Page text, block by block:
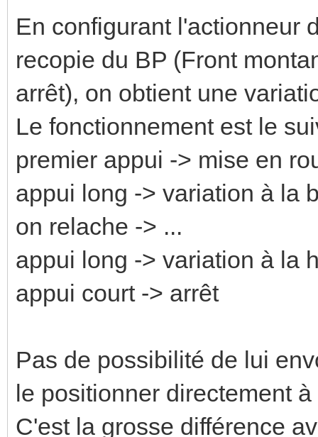
En configurant l'actionneur
recopie du BP (Front
arrêt), on obtient une
Le fonctionnement est le
premier appui -> mise en
appui long -> variation à la
on relache -> ...
appui long -> variation à la
appui court -> arrêt
Pas de possibilité de lui
le positionner directement
C'est la grosse différence